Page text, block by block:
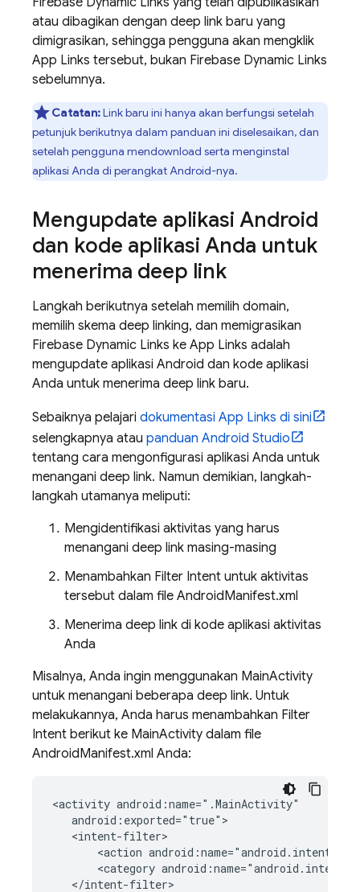
atau dibagikan dengan deep link baru yang
dimigrasikan, sehingga pengguna akan mengklik
App Links tersebut, bukan Firebase Dynamic Links
sebelumnya.
Catatan:Link baru ini hanya akan berfungsi setelah
petunjuk berikutnya dalam panduan ini diselesaikan, dan
setelah pengguna mendownload serta menginstal
aplikasi Anda di perangkat Android-nya.
Mengupdate aplikasi Android
dan kode aplikasi Anda untuk
menerima deep link
Langkah berikutnya setelah memilih domain,
memilih skema deep linking, dan memigrasikan
Firebase Dynamic Links ke App Links adalah
mengupdate aplikasi Android dan kode aplikasi
Anda untuk menerima deep link baru.
Sebaiknya pelajari dokumentasi App Links di sini
selengkapnya atau panduan Android Studio
tentang cara mengonfigurasi aplikasi Anda untuk
menangani deep link. Namun demikian, langkah-
langkah utamanya meliputi:
Mengidentifikasi aktivitas yang harus
menangani deep link masing-masing
Menambahkan Filter Intent untuk aktivitas
tersebut dalam file AndroidManifest.xml
Menerima deep link di kode aplikasi aktivitas
Anda
Misalnya, Anda ingin menggunakan MainActivity
untuk menangani beberapa deep link. Untuk
melakukannya, Anda harus menambahkan Filter
Intent berikut ke MainActivity dalam file
AndroidManifest.xml Anda:
<activity
<action
<category